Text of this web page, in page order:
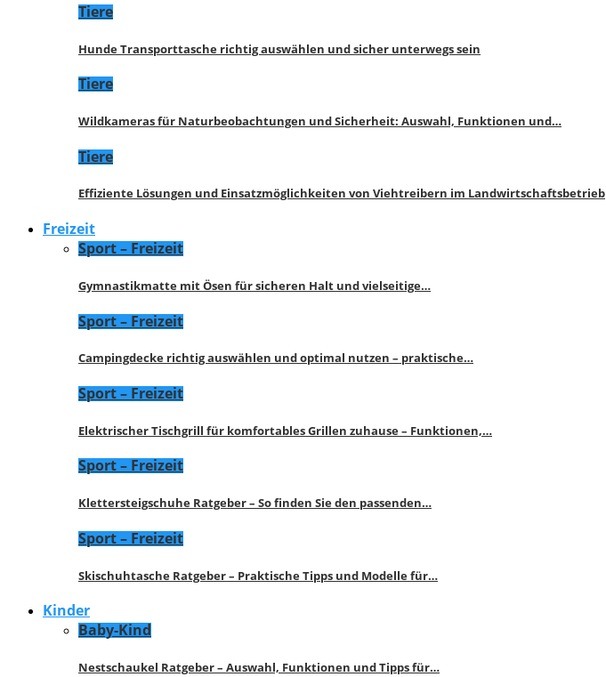
Tiere
Hunde Transporttasche richtig auswählen und sicher unterwegs sein
Tiere
Wildkameras für Naturbeobachtungen und Sicherheit: Auswahl, Funktionen und…
Tiere
Effiziente Lösungen und Einsatzmöglichkeiten von Viehtreibern im Landwirtschaftsbetrieb
Freizeit
Sport – Freizeit
Gymnastikmatte mit Ösen für sicheren Halt und vielseitige…
Sport – Freizeit
Campingdecke richtig auswählen und optimal nutzen – praktische…
Sport – Freizeit
Elektrischer Tischgrill für komfortables Grillen zuhause – Funktionen,…
Sport – Freizeit
Klettersteigschuhe Ratgeber – So finden Sie den passenden…
Sport – Freizeit
Skischuhtasche Ratgeber – Praktische Tipps und Modelle für…
Kinder
Baby-Kind
Nestschaukel Ratgeber – Auswahl, Funktionen und Tipps für…